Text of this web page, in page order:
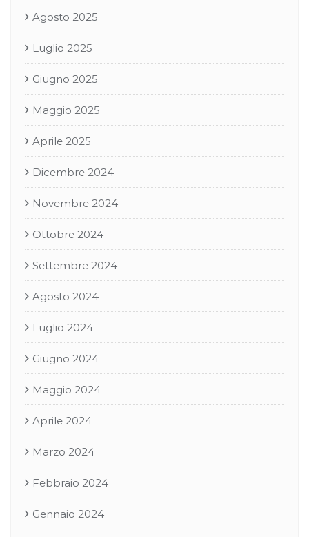
Agosto 2025
Luglio 2025
Giugno 2025
Maggio 2025
Aprile 2025
Dicembre 2024
Novembre 2024
Ottobre 2024
Settembre 2024
Agosto 2024
Luglio 2024
Giugno 2024
Maggio 2024
Aprile 2024
Marzo 2024
Febbraio 2024
Gennaio 2024